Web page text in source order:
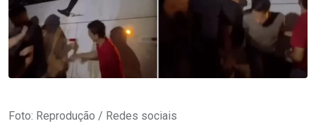
Foto: Reprodução / Redes sociais